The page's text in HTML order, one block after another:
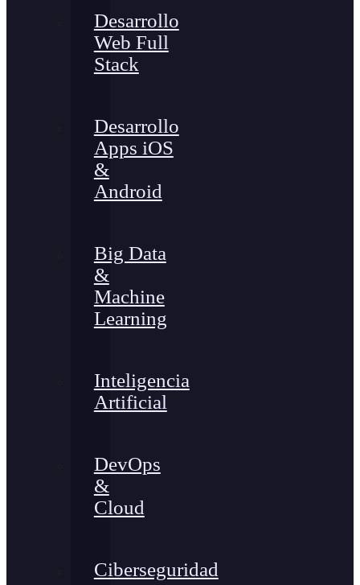
Desarrollo
Web Full
Stack
Desarrollo
Apps iOS
&
Android
Big Data
&
Machine
Learning
Inteligencia
Artificial
DevOps
&
Cloud
Ciberseguridad